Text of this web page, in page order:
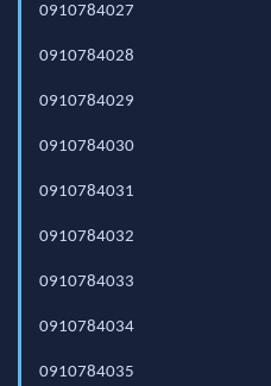
0910784027
0910784028
0910784029
0910784030
0910784031
0910784032
0910784033
0910784034
0910784035